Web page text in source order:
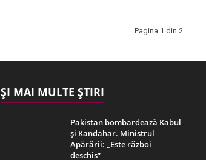
Pagina 1 din 2
ȘI MAI MULTE ȘTIRI
Pakistan bombardează Kabul
și Kandahar. Ministrul
Apărării: „Este război
deschis”